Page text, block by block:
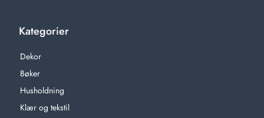
Kategorier
Dekor
Bøker
Husholdning
Klær og tekstil